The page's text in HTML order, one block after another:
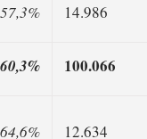
57,3% 14.986
60,3% 100.066
64,6% 12.634